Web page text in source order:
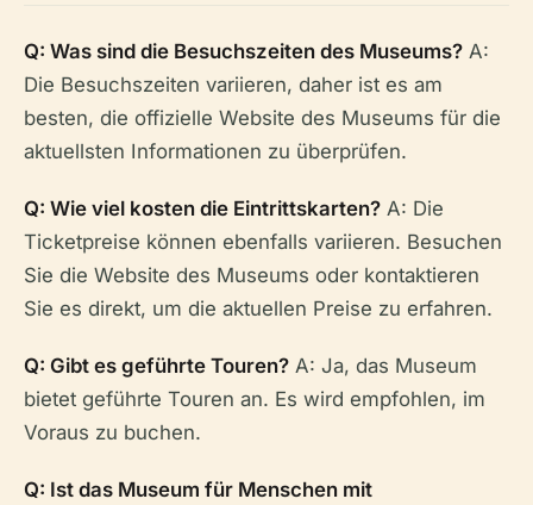
Q: Was sind die Besuchszeiten des Museums? A:
Die Besuchszeiten variieren, daher ist es am
besten, die offizielle Website des Museums für die
aktuellsten Informationen zu überprüfen.
Q: Wie viel kosten die Eintrittskarten? A: Die
Ticketpreise können ebenfalls variieren. Besuchen
Sie die Website des Museums oder kontaktieren
Sie es direkt, um die aktuellen Preise zu erfahren.
Q: Gibt es geführte Touren? A: Ja, das Museum
bietet geführte Touren an. Es wird empfohlen, im
Voraus zu buchen.
Q: Ist das Museum für Menschen mit